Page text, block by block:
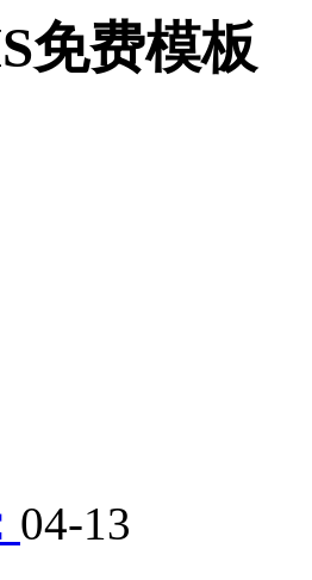
免费模板
04-13